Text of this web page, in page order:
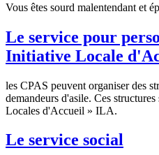
Vous êtes sourd malentendant et
Le service pour
Initiative Locale
les CPAS peuvent organiser des
demandeurs d'asile. Ces
Locales d'Accueil » ILA.
Le service social